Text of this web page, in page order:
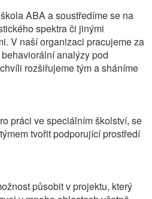
ABA a soustředíme se na
spektra či jinými
V naší organizaci pracujeme za
analýzy pod
rozšiřujeme tým a sháníme
práci ve speciálním školství, se
tvořit podporující prostředí
působit v projektu, který